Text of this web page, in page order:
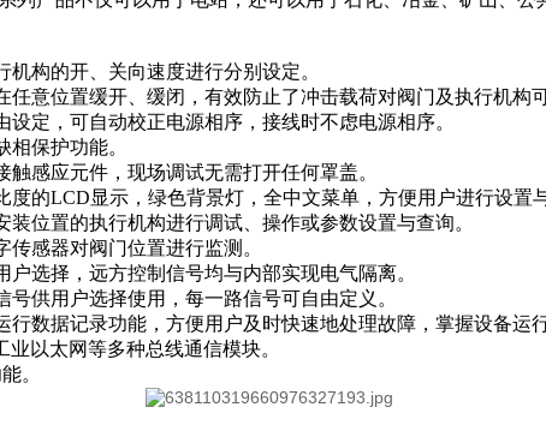
机构的开、关向速度进行分别设定。
任意位置缓开、缓闭，有效防止了冲击载荷对阀门及执行机构
设定，可自动校正电源相序，接线时不虑电源相序。
相保护功能。
触感应元件，现场调试无需打开任何罩盖。
度的LCD显示，绿色背景灯，全中文菜单，方便用户进行设置
装位置的执行机构进行调试、操作或参数设置与查询。
传感器对阀门位置进行监测。
户选择，远方控制信号均与内部实现电气隔离。
号供用户选择使用，每一路信号可自由定义。
行数据记录功能，方便用户及时快速地处理故障，掌握设备运
业以太网等多种总线通信模块。
。